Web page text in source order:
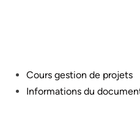
PostedCours gestion de projets
Informations du